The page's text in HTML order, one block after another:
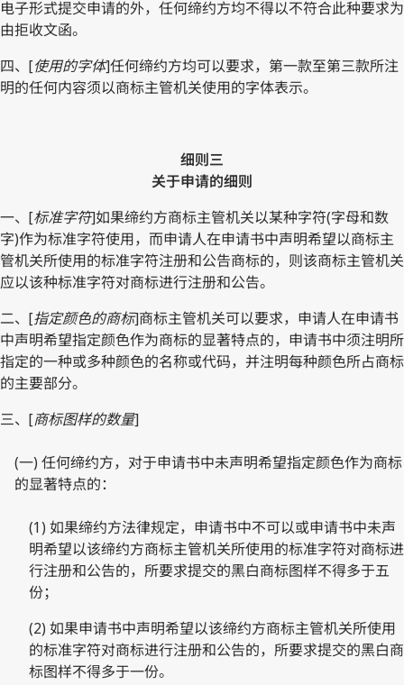
电子形式提交申请的外，任何缔约方均不得以不符合此种要求为
由拒收文函。
四、[使用的字体]任何缔约方均可以要求，第一款至第三款所注
明的任何内容须以商标主管机关使用的字体表示。
细则三
关于申请的细则
一、[标准字符]如果缔约方商标主管机关以某种字符(字母和数
字)作为标准字符使用，而申请人在申请书中声明希望以商标主
管机关所使用的标准字符注册和公告商标的，则该商标主管机关
应以该种标准字符对商标进行注册和公告。
二、[指定颜色的商标]商标主管机关可以要求，申请人在申请书
中声明希望指定颜色作为商标的显著特点的，申请书中须注明所
指定的一种或多种颜色的名称或代码，并注明每种颜色所占商标
的主要部分。
三、[商标图样的数量]
(一) 任何缔约方，对于申请书中未声明希望指定颜色作为商标
的显著特点的：
(1) 如果缔约方法律规定，申请书中不可以或申请书中未声
明希望以该缔约方商标主管机关所使用的标准字符对商标进
行注册和公告的，所要求提交的黑白商标图样不得多于五
份；
(2) 如果申请书中声明希望以该缔约方商标主管机关所使用
的标准字符对商标进行注册和公告的，所要求提交的黑白商
标图样不得多于一份。